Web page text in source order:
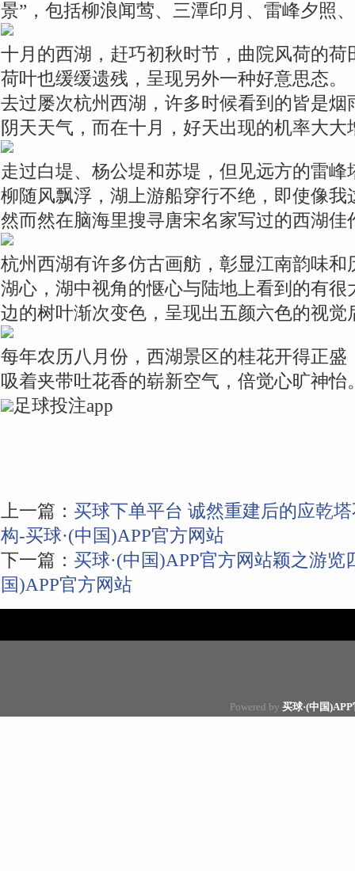
景”，包括柳浪闻莺、三潭印月、雷峰夕照
十月的西湖，赶巧初秋时节，曲院风荷的
荷叶也缓缓遗残，呈现另外一种好意思态。
去过屡次杭州西湖，许多时候看到的皆是
阴天天气，而在十月，好天出现的机率大大
走过白堤、杨公堤和苏堤，但见远方的雷
柳随风飘浮，湖上游船穿行不绝，即使像
然而然在脑海里搜寻唐宋名家写过的西湖佳
杭州西湖有许多仿古画舫，彰显江南韵味
湖心，湖中视角的惬心与陆地上看到的有
边的树叶渐次变色，呈现出五颜六色的视
每年农历八月份，西湖景区的桂花开得正
吸着夹带吐花香的崭新空气，倍觉心旷神怡
足球投注app
上一篇： 买球下单平台 诚然重建后的应乾
构-买球·(中国)APP官方网站
下一篇： 买球·(中国)APP官方网站颖之游览
国)APP官方网站
Powered by 买球·(中国